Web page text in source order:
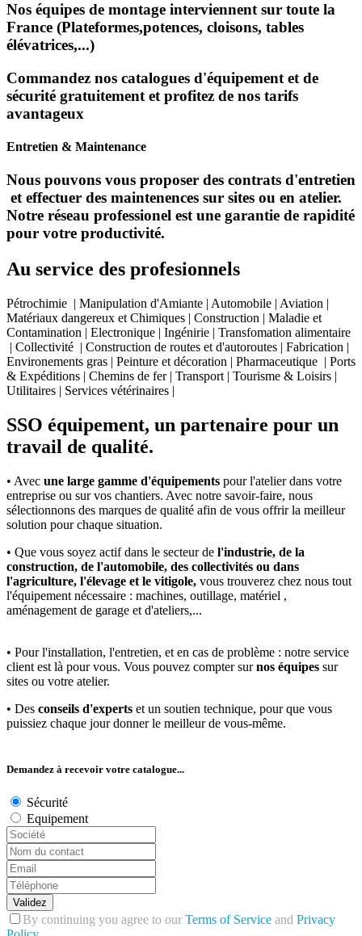
Nos équipes de montage interviennent sur toute la
France (Plateformes,potences, cloisons, tables
élévatrices,...)
Commandez nos catalogues d'équipement et de
sécurité gratuitement et profitez de nos tarifs
avantageux
Entretien & Maintenance
Nous pouvons vous proposer des contrats d'entretien
et effectuer des maintenences sur sites ou en atelier.
Notre réseau professionel est une garantie de rapidité
pour votre productivité.
Au service des profesionnels
Pétrochimie | Manipulation d'Amiante | Automobile | Aviation |
Matériaux dangereux et Chimiques | Construction | Maladie et
Contamination | Electronique | Ingénirie | Transfomation alimentaire
| Collectivité | Construction de routes et d'autoroutes | Fabrication |
Environements gras | Peinture et décoration | Pharmaceutique | Ports
& Expéditions | Chemins de fer | Transport | Tourisme & Loisirs |
Utilitaires | Services vétérinaires |
SSO équipement, un partenaire pour un
travail de qualité.
• Avec une large gamme d'équipements pour l'atelier dans votre
entreprise ou sur vos chantiers. Avec notre savoir-faire, nous
sélectionnons des marques de qualité afin de vous offrir la meilleur
solution pour chaque situation.
• Que vous soyez actif dans le secteur de l'industrie, de la
construction, de l'automobile, des collectivités ou dans
l'agriculture, l'élevage et le vitigole, vous trouverez chez nous tout
l'équipement nécessaire : machines, outillage, matériel ,
aménagement de garage et d'ateliers,...
• Pour l'installation, l'entretien, et en cas de problème : notre service
client est là pour vous. Vous pouvez compter surnos équipes sur
sites ou votre atelier.
• Des conseils d'experts et un soutien technique, pour que vous
puissiez chaque jour donner le meilleur de vous-même.
Demandez à recevoir votre catalogue...
Sécurité
Equipement
Validez
By continuing you agree to our Terms of Service and Privacy